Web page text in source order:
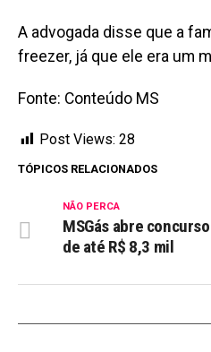
A advogada disse que a
freezer, já que ele era um
Fonte: Conteúdo MS
Post Views: 28
TÓPICOS RELACIONADOS
NÃO PERCA
MSGás abre
de até R$ 8,3 mil